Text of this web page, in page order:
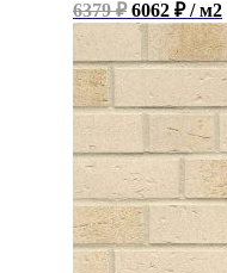
6379 ₽6062 ₽ / м2